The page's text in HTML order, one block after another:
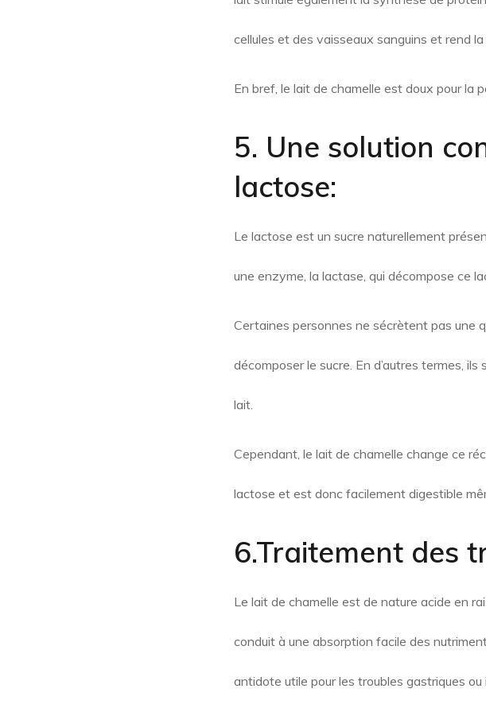
cellules et des vaisseaux sanguins et rend
En bref, le lait de chamelle est doux pour
5. Une solution
lactose:
Le lactose est un sucre naturellement
une enzyme, la lactase, qui décompose ce
Certaines personnes ne sécrètent pas
décomposer le sucre. En d’autres termes,
lait.
Cependant, le lait de chamelle change ce
lactose et est donc facilement digestible
6.Traitement des
Le lait de chamelle est de nature acide en
conduit à une absorption facile des
antidote utile pour les troubles gastriques